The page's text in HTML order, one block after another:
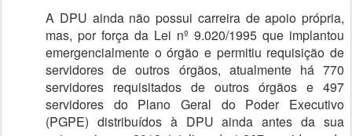
A DPU ainda não possui carreira de apoio própria,
mas, por força da Lei nº 9.020/1995 que implantou
emergencialmente o órgão e permitiu requisição de
servidores de outros órgãos, atualmente há 770
servidores requisitados de outros órgãos e 497
servidores do Plano Geral do Poder Executivo
(PGPE) distribuídos à DPU ainda antes da sua